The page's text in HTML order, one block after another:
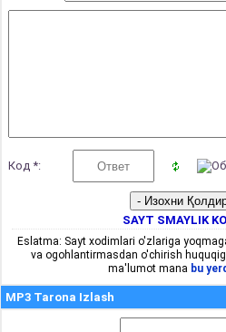
Код *:
SAYT SMAYLIK
Eslatma: Sayt xodimlari o'zlariga
va ogohlantirmasdan o'chirish
ma'lumot mana bu
MP3 Tarona Izlash